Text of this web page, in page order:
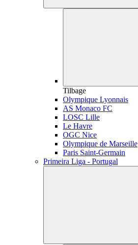
Tilbage
Olympique Lyonnais
AS Monaco FC
LOSC Lille
Le Havre
OGC Nice
Olympique de Marseille
Paris Saint-Germain
Primeira Liga - Portugal